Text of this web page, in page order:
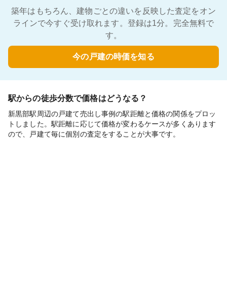
築年はもちろん、建物ごとの違いを反映した査定をオン
ラインで今すぐ受け取れます。登録は1分。完全無料で
す。
今の戸建の時価を知る
駅からの徒歩分数で価格はどうなる？
新黒部駅周辺の戸建て売出し事例の駅距離と価格の関係をプロッ
トしました。駅距離に応じて価格が変わるケースが多くあります
ので、戸建て毎に個別の査定をすることが大事です。